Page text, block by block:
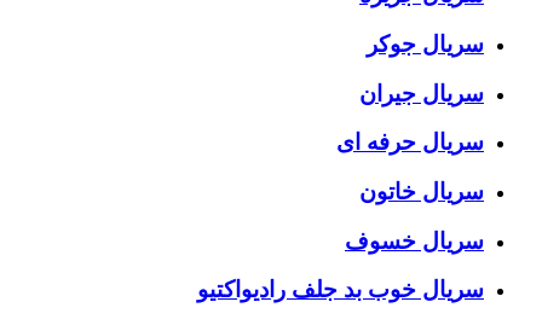
سریال جوکر
سریال جیران
سریال حرفه ای
سریال خاتون
سریال خسوف
سریال خوب بد جلف رادیواکتیو